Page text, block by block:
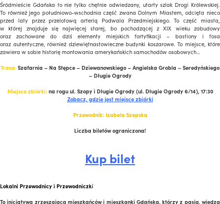
Śródmieście Gdańska to nie tylko chętnie odwiedzany, utarty szlak Drogi Królewskiej.
To również jego południowo-wschodnia część zwana Dolnym Miastem, odcięta nieco
przed laty przez przelotową arterią Podwala Przedmiejskiego. To część miasta,
w której znajduje się najwięcej starej, bo pochodzącej z XIX wieku zabudowy
oraz zachowane do dziś elementy miejskich fortyfikacji – bastiony i fosa
oraz autentyczne, również dziewiętnastowieczne budynki koszarowe. To miejsce, które
zawiera w sobie historię montowania amerykańskich samochodów osobowych…
Trasa:Szafarnia – Na Stępce – Dziewanowskiego – Angielska Grobla – Seredyńskiego
– Długie Ogrody
Miejsce zbiórki:na rogu ul. Szopy i Długie Ogrody (ul. Długie Ogrody 6/14), 17:30
Zobacz, gdzie jest miejsce zbiórki
Przewodnik: Izabela Szepska
Liczba biletów ograniczona!
Kup bilet
Lokalni Przewodnicy i Przewodniczki
To inicjatywa zrzeszająca mieszkańców i mieszkanki Gdańska, którzy z pasją, wiedzą